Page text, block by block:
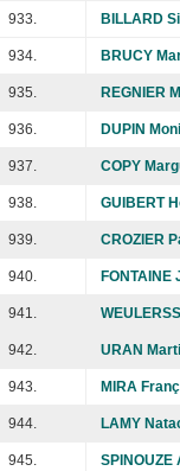
933. BILLARD
934. BRUCY
935. REGNIER
936. DUPIN
937. COPY
938. GUIBERT
939. CROZIER
940.
941.
942. URAN
943. MIRA
944. LAMY
945. SPINOUZE